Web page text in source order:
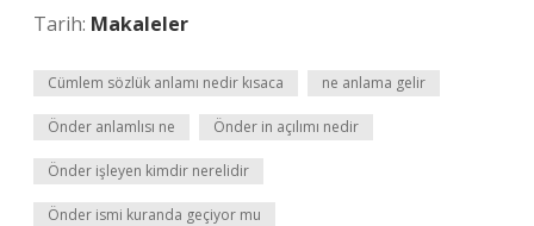
Tarih: Makaleler
Cümlem sözlük anlamı nedir kısaca ne anlama gelir
Önder anlamlısı ne Önder in açılımı nedir
Önder işleyen kimdir nerelidir
Önder ismi kuranda geçiyor mu